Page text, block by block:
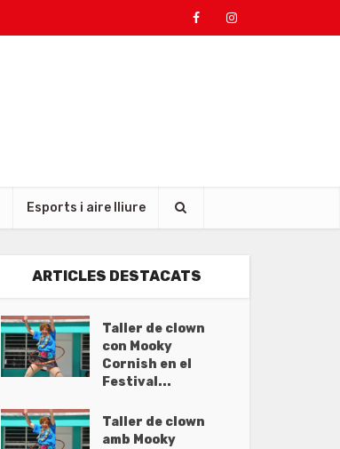
Esports i aire lliure
ARTICLES DESTACATS
Taller de clown
con Mooky
Cornish en el
Festival...
Taller de clown
amb Mooky